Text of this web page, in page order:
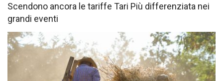
Scendono ancora le tariffe Tari Più differenziata nei
grandi eventi